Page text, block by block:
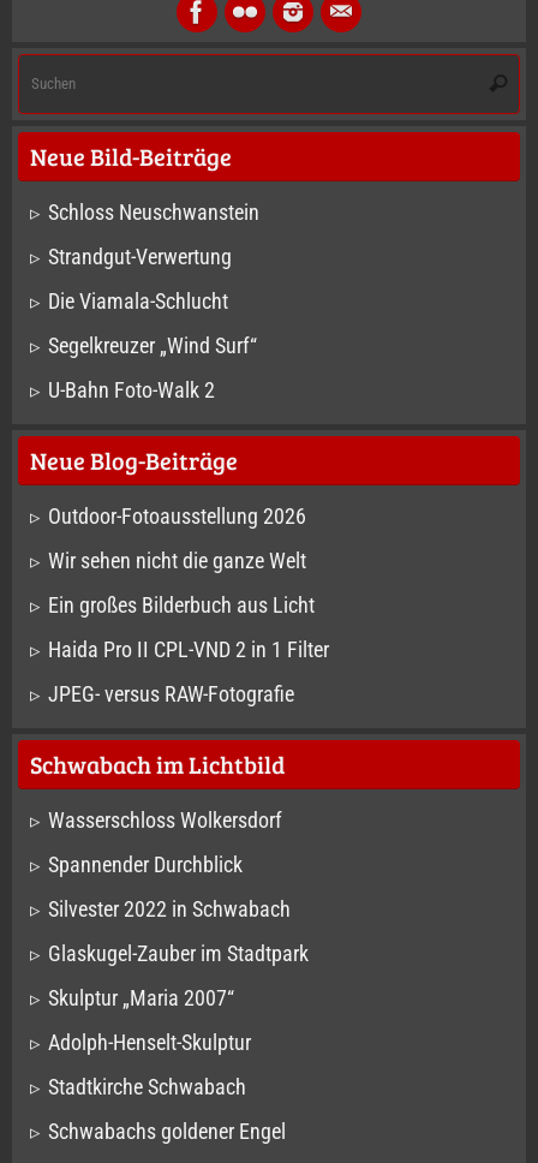
Neue Bild-Beiträge
Schloss Neuschwanstein
Strandgut-Verwertung
Die Viamala-Schlucht
Segelkreuzer „Wind Surf“
U-Bahn Foto-Walk 2
Neue Blog-Beiträge
Outdoor-Fotoausstellung 2026
Wir sehen nicht die ganze Welt
Ein großes Bilderbuch aus Licht
Haida Pro II CPL-VND 2 in 1 Filter
JPEG- versus RAW-Fotografie
Schwabach im Lichtbild
Wasserschloss Wolkersdorf
Spannender Durchblick
Silvester 2022 in Schwabach
Glaskugel-Zauber im Stadtpark
Skulptur „Maria 2007“
Adolph-Henselt-Skulptur
Stadtkirche Schwabach
Schwabachs goldener Engel